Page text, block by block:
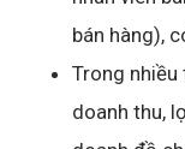
bán hàng),
Trong nhiều
doanh thu,